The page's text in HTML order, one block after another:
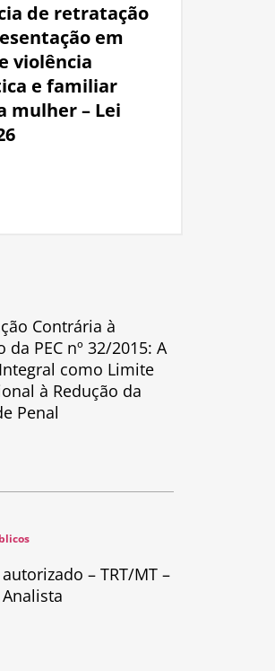
de retratação
em
violência
e familiar
mulher – Lei
Contrária à
da PEC nº 32/2015: A
como Limite
à Redução da
Penal
– TRT/MT –